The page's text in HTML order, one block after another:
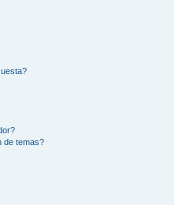
de temas?